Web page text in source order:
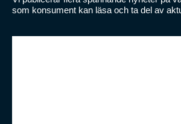
som konsument kan läsa och ta del av